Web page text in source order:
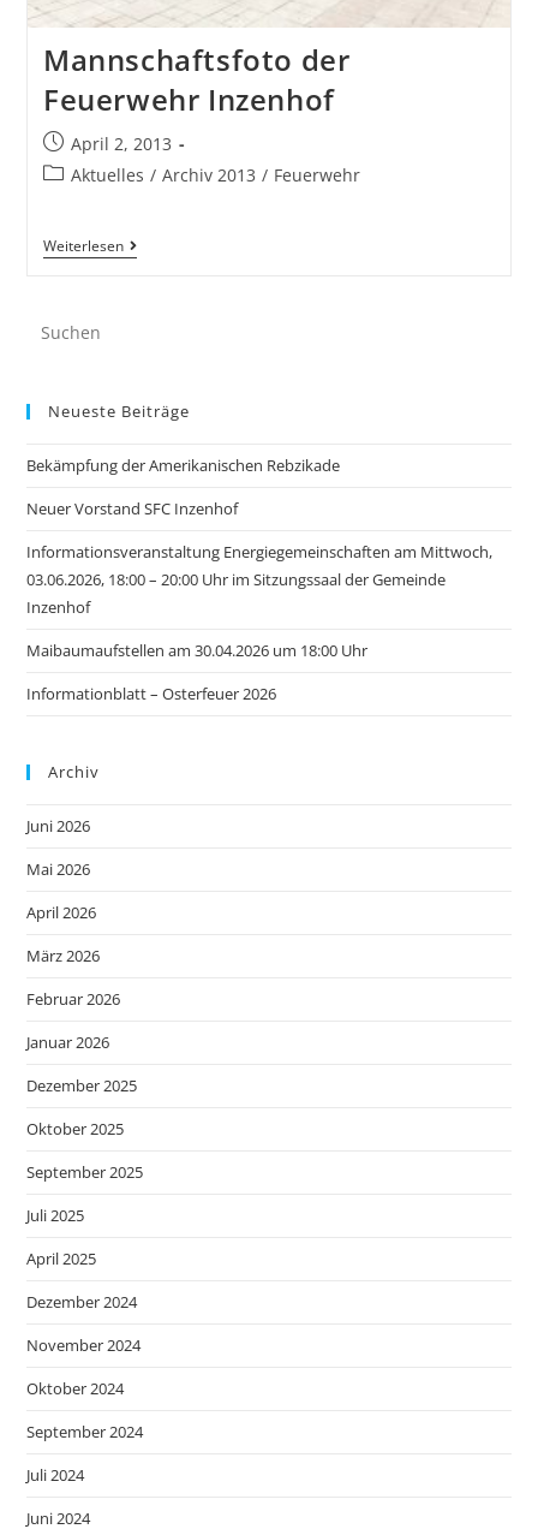
Mannschaftsfoto der
Feuerwehr Inzenhof
April 2, 2013
Aktuelles / Archiv 2013 / Feuerwehr
Weiterlesen
Neueste Beiträge
Bekämpfung der Amerikanischen Rebzikade
Neuer Vorstand SFC Inzenhof
Informationsveranstaltung Energiegemeinschaften am Mittwoch,
03.06.2026, 18:00 – 20:00 Uhr im Sitzungssaal der Gemeinde
Inzenhof
Maibaumaufstellen am 30.04.2026 um 18:00 Uhr
Informationblatt – Osterfeuer 2026
Archiv
Juni 2026
Mai 2026
April 2026
März 2026
Februar 2026
Januar 2026
Dezember 2025
Oktober 2025
September 2025
Juli 2025
April 2025
Dezember 2024
November 2024
Oktober 2024
September 2024
Juli 2024
Juni 2024